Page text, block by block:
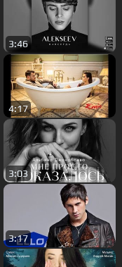
3:46
4:17
3:03
3:17